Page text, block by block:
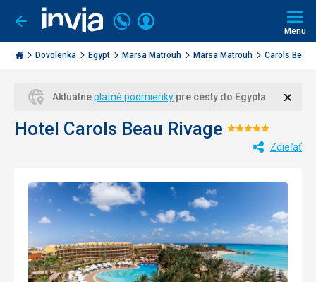
Ísť
späť
Invia.sk
Volajte
+421
2
3221
Prihlásiť
Menu
Dovolenka Egypt Marsa Matrouh Marsa Matrouh Carols Beau
Aktuálneplatné podmienky pre cesty do Egypta
Hotel Carols Beau Rivage
5/5
Zdieľať